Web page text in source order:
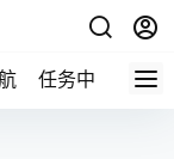
任务中心 帮助